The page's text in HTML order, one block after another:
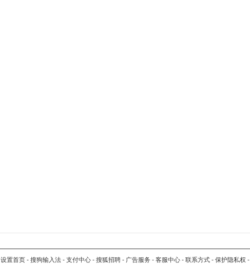
设置首页 - 搜狗输入法 - 支付中心 - 搜狐招聘 - 广告服务 - 客服中心 - 联系方式 - 保护隐私权 -